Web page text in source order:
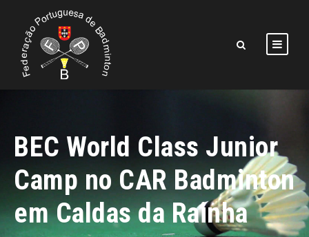
BEC World Class Junior
Camp no CAR Badminton
em Caldas da Rainha